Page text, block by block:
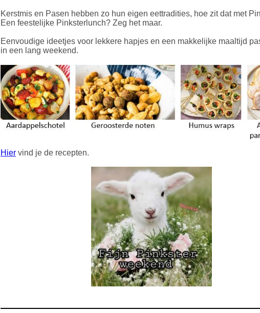
Kerstmis en Pasen hebben zo hun eigen eettradities, hoe zit dat met
Een feestelijke Pinksterlunch? Zeg het maar.
Eenvoudige ideetjes voor lekkere hapjes en een makkelijke maaltijd
in een lang weekend.
Hier vind je de recepten.